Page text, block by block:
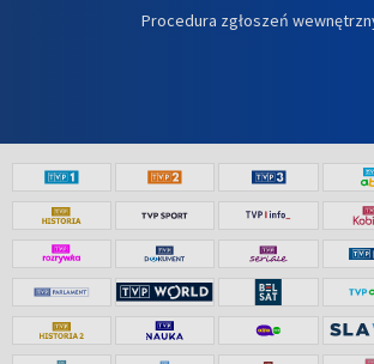
Procedura zgłoszeń